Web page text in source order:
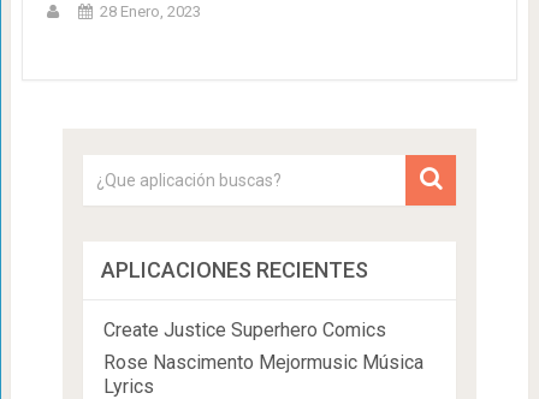
28 Enero, 2023
APLICACIONES RECIENTES
Create Justice Superhero Comics
Rose Nascimento Mejormusic Música
Lyrics